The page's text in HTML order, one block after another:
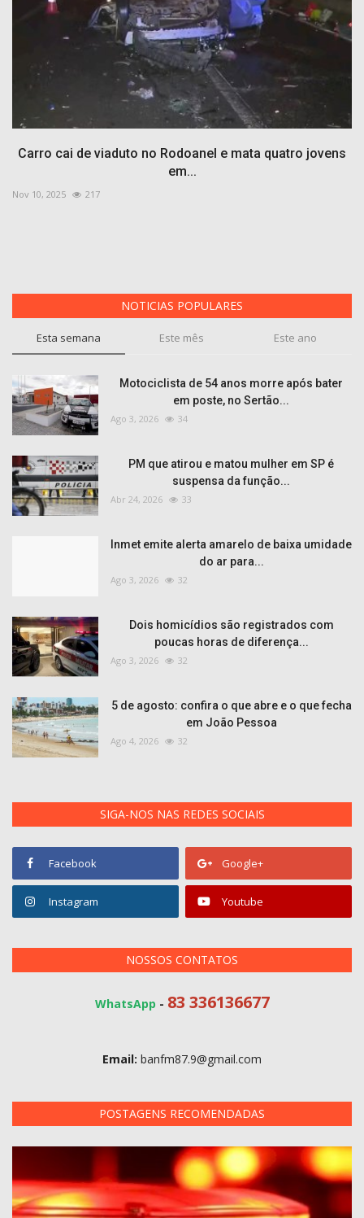
Carro cai de viaduto no Rodoanel e mata quatro jovens
em...
Nov 10, 2025 217
NOTICIAS POPULARES
Esta semana Este mês Este ano
Motociclista de 54 anos morre após bater
em poste, no Sertão...
Ago 3, 2026 34
PM que atirou e matou mulher em SP é
suspensa da função...
Abr 24, 2026 33
Inmet emite alerta amarelo de baixa umidade
do ar para...
Ago 3, 2026 32
Dois homicídios são registrados com
poucas horas de diferença...
Ago 3, 2026 32
5 de agosto: confira o que abre e o que fecha
em João Pessoa
Ago 4, 2026 32
SIGA-NOS NAS REDES SOCIAIS
Facebook Google+
Instagram Youtube
NOSSOS CONTATOS
WhatsApp - 83 336136677
Email: banfm87.9@gmail.com
POSTAGENS RECOMENDADAS